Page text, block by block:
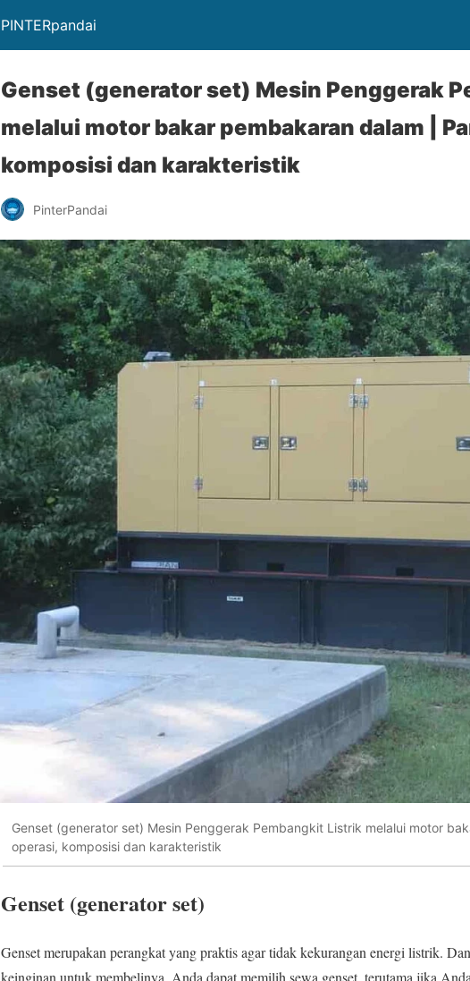
PINTERpandai
Genset (generator set) Mesin Penggerak
melalui motor bakar pembakaran dalam |
komposisi dan karakteristik
PinterPandai
Genset (generator set) Mesin Penggerak Pembangkit Listrik melalui motor
operasi, komposisi dan karakteristik
Genset (generator set)
Genset merupakan perangkat yang praktis agar tidak kekurangan energi listrik.
keinginan untuk membelinya, Anda dapat memilih sewa genset, terutama jika